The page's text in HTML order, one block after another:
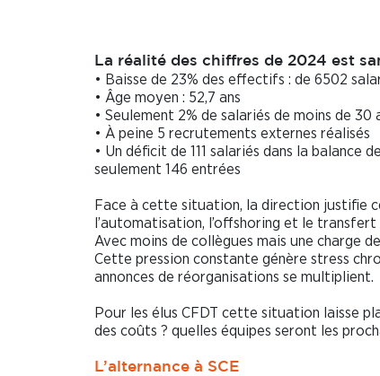
La réalité des chiffres de 2024 est
• Baisse de 23% des effectifs : de 6502
• Âge moyen : 52,7 ans
• Seulement 2% de salariés de moins de 30
• À peine 5 recrutements externes réalisés
• Un déficit de 111 salariés dans la
seulement 146 entrées
Face à cette situation, la direction justifie
l’automatisation, l’offshoring et le
Avec moins de collègues mais une charge
Cette pression constante génère stress
annonces de réorganisations se multiplient.
Pour les élus CFDT cette situation laisse
des coûts ? quelles équipes seront les
L’alternance à SCE